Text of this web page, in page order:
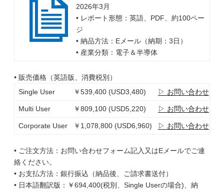
2026年3月
• レポート形態：英語、PDF、約100ペー
ジ
• 納品方法：Eメール（納期：3日）
• 産業分類：電子＆半導体
• 販売価格（英語版、消費税別）
Single User
￥539,400 (USD3,480) ▷ お問い合わせ
Multi User ￥809,100 (USD5,220) ▷ お問い合わせ
Corporate User ￥1,078,800 (USD6,960) ▷ お問い合わせ
• ご注文方法：お問い合わせフォーム記入又はEメールでご連
絡ください。
• お支払方法：銀行振込（納品後、ご請求書送付）
• 日本語翻訳版：￥694,400(税別、Single Userの場合)、納